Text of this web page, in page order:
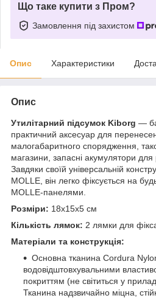
Що таке купити з Пром?
Замовлення під захистом
Опис Характеристики
Опис
Утилітарний підсумок Kiborg —
практичний аксесуар для
малогабаритного спорядження,
магазини, запасні акумулятори для
Завдяки своїй універсальній
MOLLE, він легко фіксується на
MOLLE-панелями.
Розміри: 18х15х5 см
Кількість лямок: 2 лямки для
Матеріали та конструкція:
Основна тканина Cordura
водовідштовхувальними
покриттям (не світиться у
Тканина надзвичайно міцна,